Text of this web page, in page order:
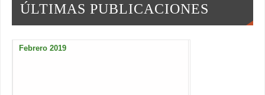
ÚLTIMAS PUBLICACIONES
Febrero 2019